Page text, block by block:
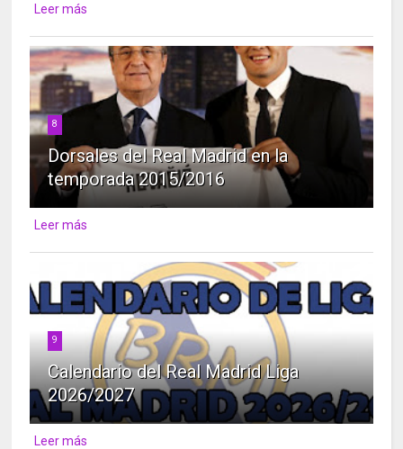
Leer más
8
Dorsales del Real Madrid en la
temporada 2015/2016
Leer más
9
Calendario del Real Madrid Liga
2026/2027
Leer más